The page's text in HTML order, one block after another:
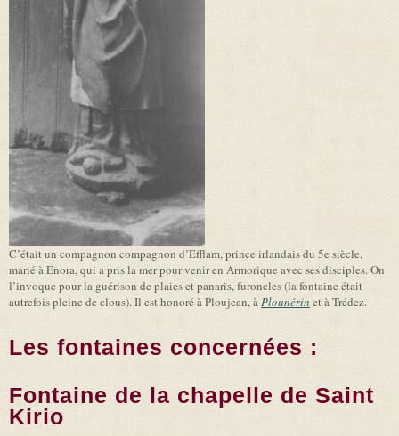
C’était un compagnon compagnon d’Efflam, prince irlandais du 5e siècle,
marié à Enora, qui a pris la mer pour venir en Armorique avec ses disciples. On
l’invoque pour la guérison de plaies et panaris, furoncles (la fontaine était
autrefois pleine de clous). Il est honoré à Ploujean, àPlounérin et à Trédez.
Les fontaines concernées :
Fontaine de la chapelle de Saint
Kirio